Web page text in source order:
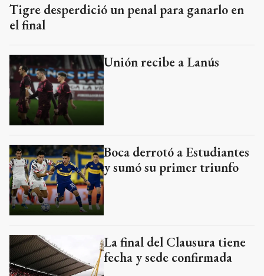
Tigre desperdició un penal para ganarlo en
el final
Unión recibe a Lanús
Boca derrotó a Estudiantes
y sumó su primer triunfo
La final del Clausura tiene
fecha y sede confirmada